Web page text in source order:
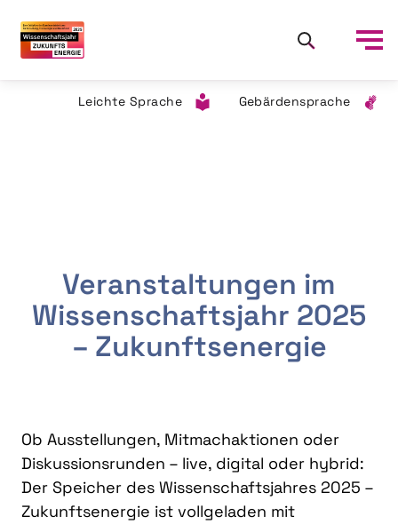
Leichte Sprache Gebärdensprache
Veranstaltungen im
Wissenschaftsjahr 2025
– Zukunftsenergie
Ob Ausstellungen, Mitmachaktionen oder
Diskussionsrunden – live, digital oder hybrid:
Der Speicher des Wissenschaftsjahres 2025 –
Zukunftsenergie ist vollgeladen mit